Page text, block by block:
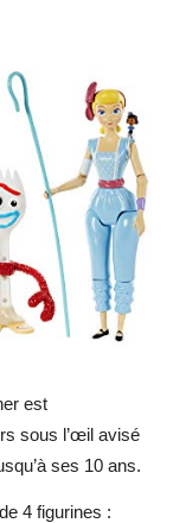
est
sous l’œil avisé
ses 10 ans.
4 figurines :